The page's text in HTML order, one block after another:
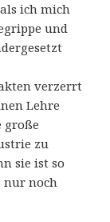
ich mich
und
verzerrt
Lehre
große
zu
sie ist so
nur noch